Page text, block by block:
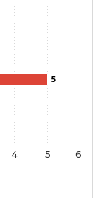
5
4 5 6